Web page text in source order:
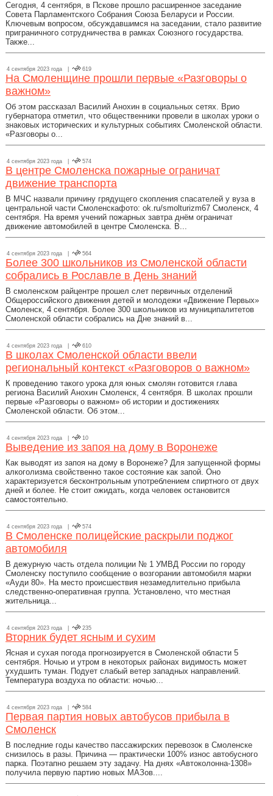
Сегодня, 4 сентября, в Пскове прошло расширенное заседание
Совета Парламентского Собрания Союза Беларуси и России.
Ключевым вопросом, обсуждавшимся на заседании, стало развитие
приграничного сотрудничества в рамках Союзного государства.
Также...
4 сентября 2023 года | 619
На Смоленщине прошли первые «Разговоры о
важном»
Об этом рассказал Василий Анохин в социальных сетях. Врио
губернатора отметил, что общественники провели в школах уроки о
знаковых исторических и культурных событиях Смоленской области.
«Разговоры о...
4 сентября 2023 года | 574
В центре Смоленска пожарные ограничат
движение транспорта
В МЧС назвали причину грядущего скопления спасателей у вуза в
центральной части Смоленскафото: ok.ru/smolturizm67 Смоленск, 4
сентября. На время учений пожарных завтра днём ограничат
движение автомобилей в центре Смоленска. В...
4 сентября 2023 года | 564
Более 300 школьников из Смоленской области
собрались в Рославле в День знаний
В смоленском райцентре прошел слет первичных отделений
Общероссийского движения детей и молодежи «Движение Первых»
Смоленск, 4 сентября. Более 300 школьников из муниципалитетов
Смоленской области собрались на Дне знаний в...
4 сентября 2023 года | 610
В школах Смоленской области ввели
региональный контекст «Разговоров о важном»
К проведению такого урока для юных смолян готовится глава
региона Василий Анохин Смоленск, 4 сентября. В школах прошли
первые «Разговоры о важном» об истории и достижениях
Смоленской области. Об этом...
4 сентября 2023 года | 10
Выведение из запоя на дому в Воронеже
Как выводят из запоя на дому в Воронеже? Для запущенной формы
алкоголизма свойственно такое состояние как запой. Оно
характеризуется бесконтрольным употреблением спиртного от двух
дней и более. Не стоит ожидать, когда человек остановится
самостоятельно.
4 сентября 2023 года | 574
В Смоленске полицейские раскрыли поджог
автомобиля
В дежурную часть отдела полиции № 1 УМВД России по городу
Смоленску поступило сообщение о возгорании автомобиля марки
«Ауди 80». На место происшествия незамедлительно прибыла
следственно-оперативная группа. Установлено, что местная
жительница...
4 сентября 2023 года | 235
Вторник будет ясным и сухим
Ясная и сухая погода прогнозируется в Смоленской области 5
сентября. Ночью и утром в некоторых районах видимость может
ухудшить туман. Подует слабый ветер западных направлений.
Температура воздуха по области: ночью...
4 сентября 2023 года | 584
Первая партия новых автобусов прибыла в
Смоленск
В последние годы качество пассажирских перевозок в Смоленске
снизилось в разы. Причина — практически 100% износ автобусного
парка. Поэтапно решаем эту задачу. На днях «Автоколонна-1308»
получила первую партию новых МАЗов....